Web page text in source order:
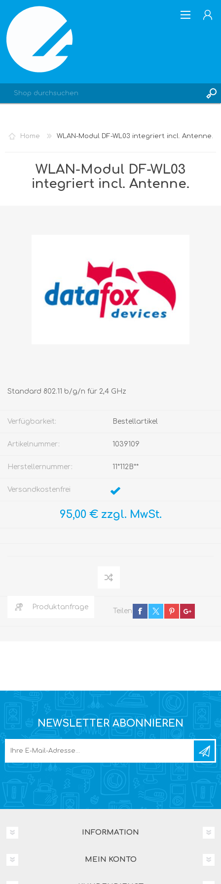
REGISTRIERUNG
Home WLAN-Modul DF-WL03 integriert incl. Antenne.
WLAN-Modul DF-WL03
integriert incl. Antenne.
Standard 802.11 b/g/n für 2,4 GHz
Verfügbarkeit: Bestellartikel
Artikelnummer: 1039109
Herstellernummer: 11*112B**
Versandkostenfrei
95,00 € zzgl. MwSt.
Produktanfrage
Teilen
NEWSLETTER ABONNIEREN
INFORMATION
MEIN KONTO